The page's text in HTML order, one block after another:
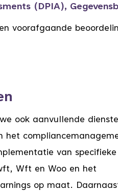
(DPIA),
voorafgaande
ook aanvullende
het
van specifieke
Wft en Woo en het
op maat.